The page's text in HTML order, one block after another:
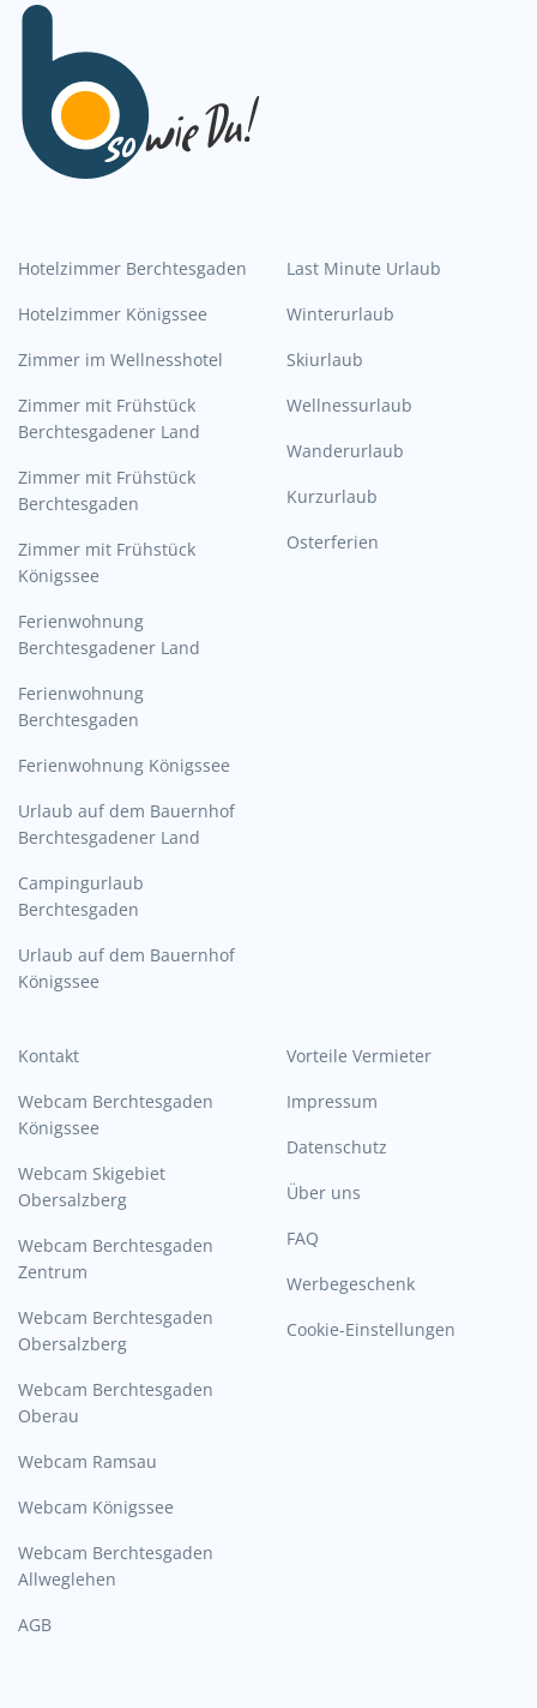
Hotelzimmer Berchtesgaden
Hotelzimmer Königssee
Zimmer im Wellnesshotel
Zimmer mit Frühstück
Berchtesgadener Land
Zimmer mit Frühstück
Berchtesgaden
Zimmer mit Frühstück
Königssee
Ferienwohnung
Berchtesgadener Land
Ferienwohnung
Berchtesgaden
Ferienwohnung Königssee
Urlaub auf dem Bauernhof
Berchtesgadener Land
Campingurlaub
Berchtesgaden
Urlaub auf dem Bauernhof
Königssee
Last Minute Urlaub
Winterurlaub
Skiurlaub
Wellnessurlaub
Wanderurlaub
Kurzurlaub
Osterferien
Kontakt
Webcam Berchtesgaden
Königssee
Webcam Skigebiet
Obersalzberg
Webcam Berchtesgaden
Zentrum
Webcam Berchtesgaden
Obersalzberg
Webcam Berchtesgaden
Oberau
Webcam Ramsau
Webcam Königssee
Webcam Berchtesgaden
Allweglehen
AGB
Vorteile Vermieter
Impressum
Datenschutz
Über uns
FAQ
Werbegeschenk
Cookie-Einstellungen